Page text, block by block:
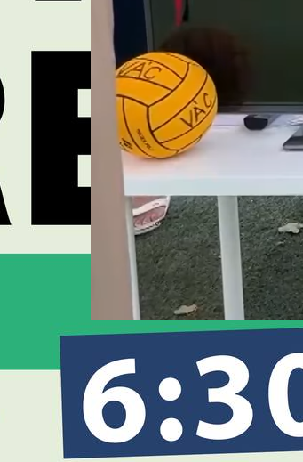
Spiritusz
2025-09-10
Múlt heti Híradónkban ígértük, hogy